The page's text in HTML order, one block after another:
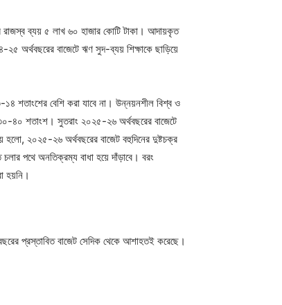
রাজস্ব ব্যয় ৫ লাখ ৬০ হাজার কোটি টাকা। আদায়কৃত
অর্থবছরের বাজেটে ঋণ সুদ-ব্যয় শিক্ষাকে ছাড়িয়ে
১৪ শতাংশের বেশি করা যাবে না। উন্নয়নশীল বিশ্ব ও
৪০ শতাংশ। সুতরাং ২০২৫-২৬ অর্থবছরের বাজেটে
হলো, ২০২৫-২৬ অর্থবছরের বাজেট বহুদিনের দুষ্টচক্র
পথে অনতিক্রম্য বাধা হয়ে দাঁড়াবে। বরং
হয়নি।
প্রস্তাবিত বাজেট সেদিক থেকে আশাহতই করেছে।